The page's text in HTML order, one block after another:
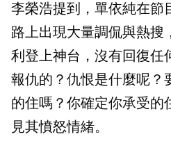
李榮浩提到，單依純在節
路上出現大量調侃與熱搜
利登上神台，沒有回復任
報仇的？仇恨是什麼呢？
的住嗎？你確定你承受的
見其憤怒情緒。